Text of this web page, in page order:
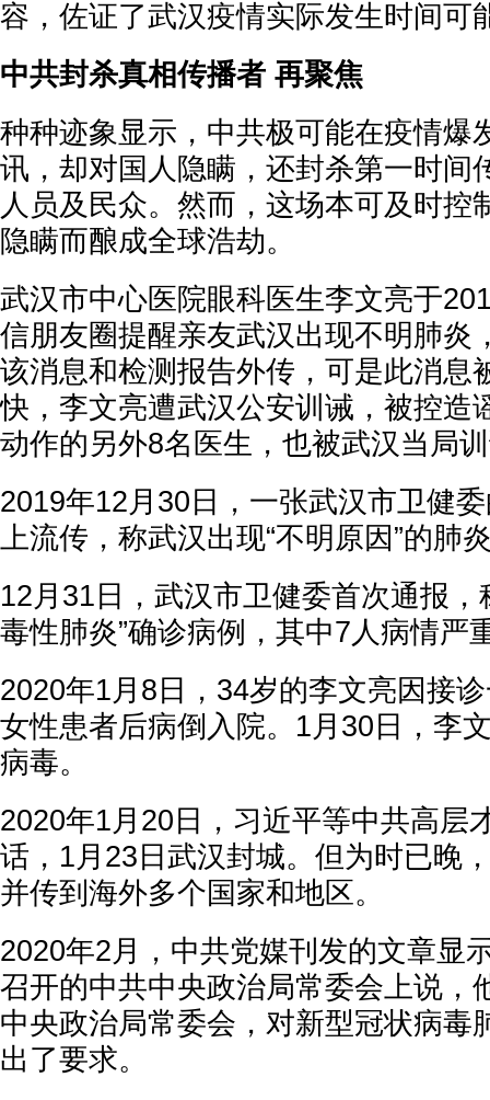
容，佐证了武汉疫情实际发生时间可
中共封杀真相传播者 再聚焦
种种迹象显示，中共极可能在疫情爆
讯，却对国人隐瞒，还封杀第一时间
人员及民众。然而，这场本可及时控
隐瞒而酿成全球浩劫。
武汉市中心医院眼科医生李文亮于
信朋友圈提醒亲友武汉出现不明肺炎
该消息和检测报告外传，可是此消息
快，李文亮遭武汉公安训诫，被控造
动作的另外8名医生，也被武汉当局
2019年12月30日，一张武汉市卫健
上流传，称武汉出现“不明原因”的肺
12月31日，武汉市卫健委首次通报，
毒性肺炎”确诊病例，其中7人病情严
2020年1月8日，34岁的李文亮因接
女性患者后病倒入院。1月30日，李
病毒。
2020年1月20日，习近平等中共高层
话，1月23日武汉封城。但为时已晚
并传到海外多个国家和地区。
2020年2月，中共党媒刊发的文章显
召开的中共中央政治局常委会上说，
中央政治局常委会，对新型冠状病毒
出了要求。